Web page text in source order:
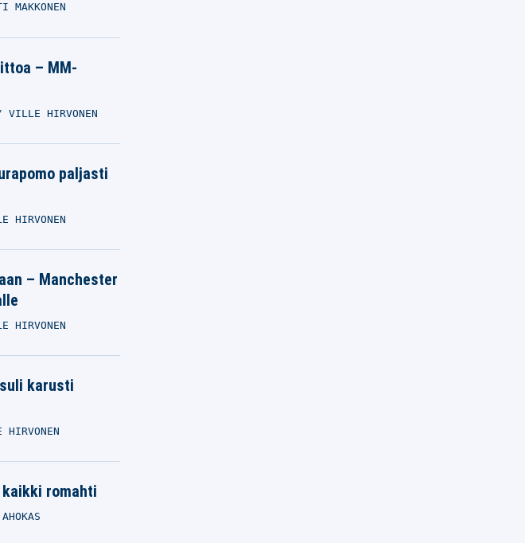
MAKKONEN
– MM-
VILLE HIRVONEN
paljasti
HIRVONEN
– Manchester
HIRVONEN
karusti
HIRVONEN
romahti